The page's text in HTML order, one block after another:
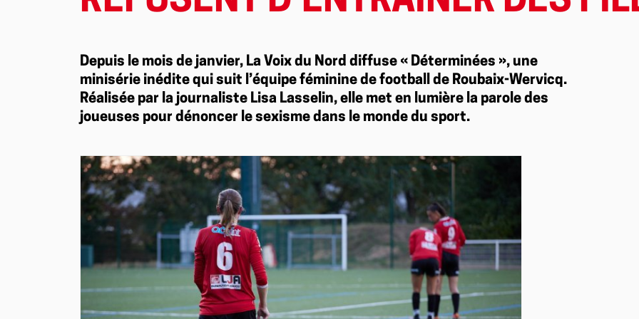
Depuis le mois de janvier, La Voix du Nord diffuse « Déterminées », une
minisérie inédite qui suit l’équipe féminine de football de Roubaix-Wervicq.
Réalisée par la journaliste Lisa Lasselin, elle met en lumière la parole des
joueuses pour dénoncer le sexisme dans le monde du sport.